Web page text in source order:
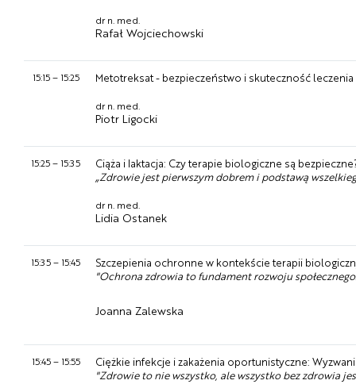
dr n. med.
Rafał Wojciechowski
15:15– 15:25 Metotreksat - bezpieczeństwo i skuteczność leczenia
dr n. med.
Piotr Ligocki
15:25– 15:35
Ciąża i laktacja: Czy terapie biologiczne są
„Zdrowie jest pierwszym dobrem i podstawą
dr n. med.
Lidia Ostanek
15:35– 15:45
Szczepienia ochronne w kontekście terapii
"Ochrona zdrowia to fundament rozwoju
Joanna Zalewska
15:45– 15:55
Ciężkie infekcje i zakażenia oportunistyczne:
"Zdrowie to nie wszystko, ale wszystko bez zdrowia